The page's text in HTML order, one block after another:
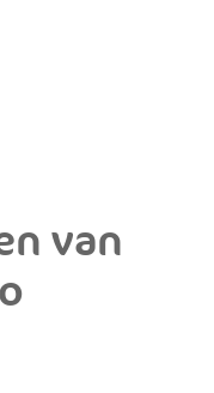
van